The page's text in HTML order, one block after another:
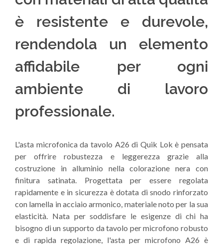
è resistente e durevole,
rendendola un elemento
affidabile per ogni
ambiente di lavoro
professionale.
L'asta microfonica da tavolo A26 di Quik Lok è pensata
per offrire robustezza e leggerezza grazie alla
costruzione in alluminio nella colorazione nera con
finitura satinata. Progettata per essere regolata
rapidamente e in sicurezza è dotata di snodo rinforzato
con lamella in acciaio armonico, materiale noto per la sua
elasticità. Nata per soddisfare le esigenze di chi ha
bisogno di un supporto da tavolo per microfono robusto
e di rapida regolazione, l'asta per microfono A26 è